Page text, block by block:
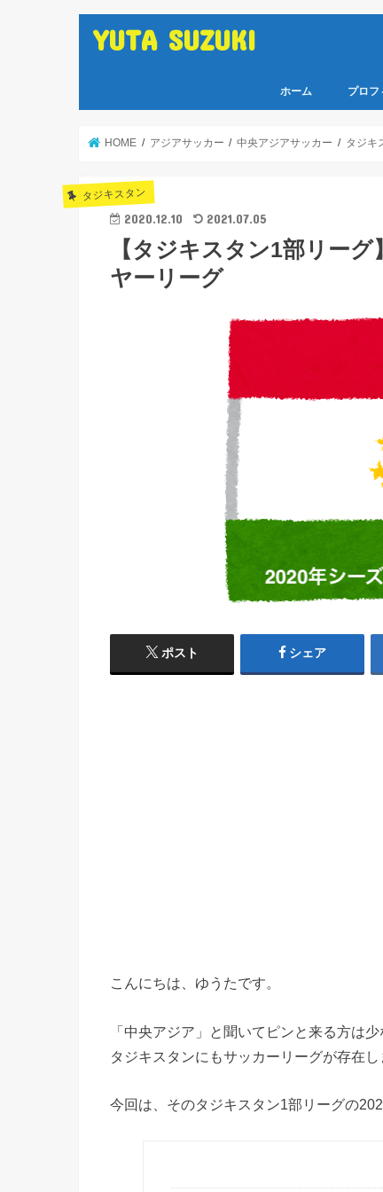
YUTA SUZUKI
ホーム プロフ
HOME アジアサッカー 中央アジアサッカー タジキ
タジキスタン
2020.12.10 2021.07.05
【タジキスタン1部リー
ヤーリーグ
ポスト シェア
こんにちは、ゆうたです。
「中央アジア」と聞いてピンと来る方は
タジキスタンにもサッカーリーグが存在し
今回は、そのタジキスタン1部リーグの